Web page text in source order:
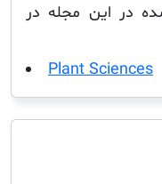
مجله در
Plant